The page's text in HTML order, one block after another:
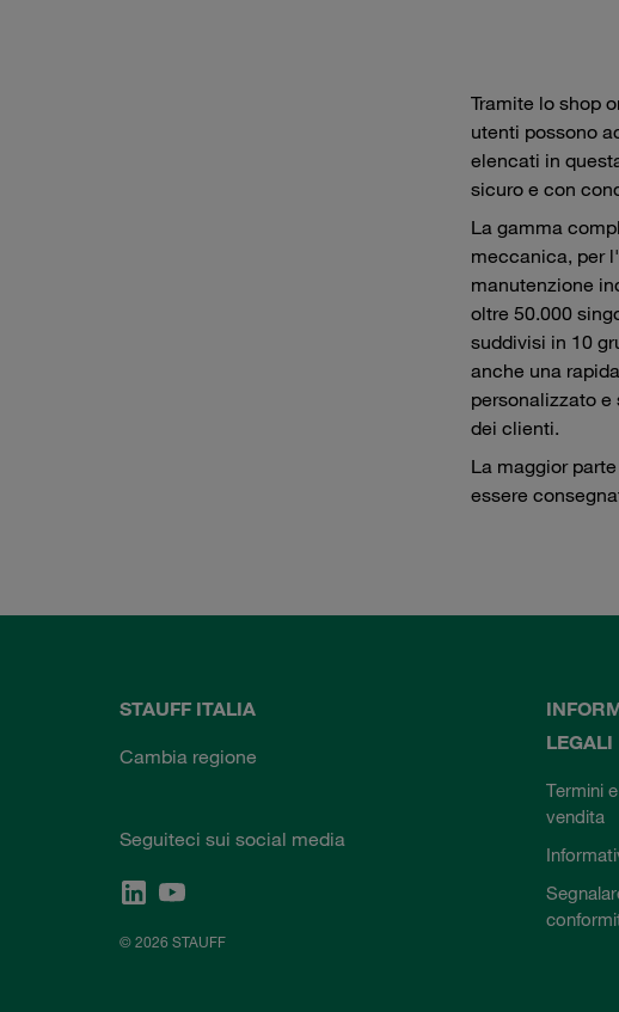
Tramite lo shop
utenti possono
elencati in
sicuro e con
La gamma
meccanica, per
manutenzione
oltre 50.000
suddivisi in 10
anche una
personalizzato
dei clienti.
La maggior
essere
STAUFF ITALIA
Cambia regione
Seguiteci sui social media
© 2026 STAUFF
LEGALI
Termini
vendita